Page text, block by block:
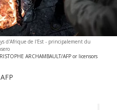
d'Afrique de l'Est - principalement du
ARCHAMBAULT/AFP or licensors